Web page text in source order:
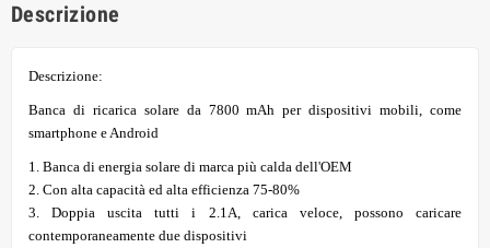
Descrizione
Descrizione:
Banca di ricarica solare da 7800 mAh per dispositivi mobili, come
smartphone e Android
1. Banca di energia solare di marca più calda dell'OEM
2. Con alta capacità ed alta efficienza 75-80%
3. Doppia uscita tutti i 2.1A, carica veloce, possono caricare
contemporaneamente due dispositivi